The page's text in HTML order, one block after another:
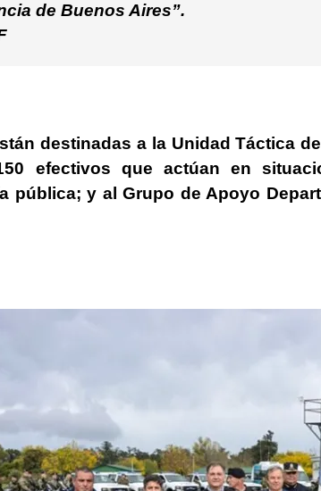
de Buenos Aires”.
destinadas a la Unidad Táctica
efectivos que actúan en
pública; y al Grupo de Apoyo